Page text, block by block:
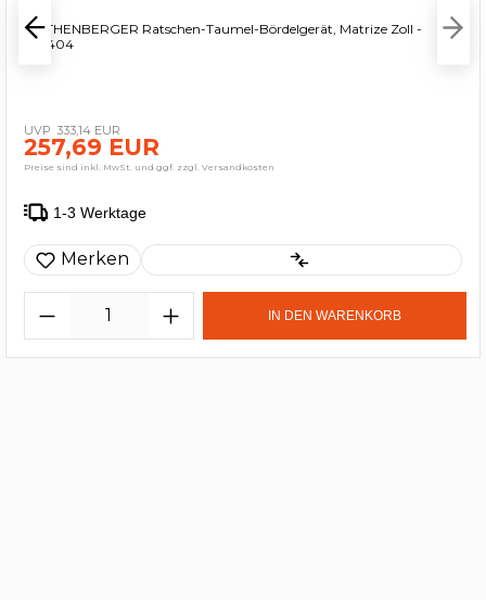
ROTHENBERGER Ratschen-Taumel-Bördelgerät, Matrize Zoll -
222404
333,14 EUR
257,69 EUR
Preise sind inkl. MwSt. und ggf. zzgl. Versandkosten
1-3 Werktage
Merken
IN DEN WARENKORB